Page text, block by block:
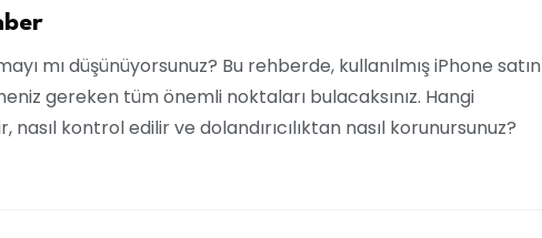
mı düşünüyorsunuz? Bu rehberde, kullanılmış iPhone satın
gereken tüm önemli noktaları bulacaksınız. Hangi
nasıl kontrol edilir ve dolandırıcılıktan nasıl korunursunuz?